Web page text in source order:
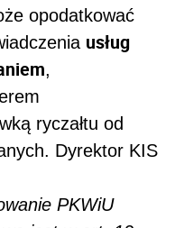
opodatkować
usług
,
ryczałtu od
Dyrektor KIS
PKWiU